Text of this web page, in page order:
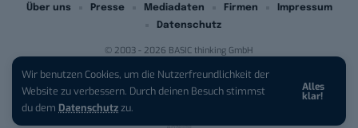
Wir benutzen Cookies, um die Nutzerfreundlichkeit der
Website zu verbessern. Durch deinen Besuch stimmst
du dem Datenschutzzu.
Alles
klar!
© 2003 - 2026 BASIC thinking GmbH
Über uns Presse Mediadaten Firmen
Impressum
Datenschutz
iPhone 17 Pro sichern:Für 1 € +
200 € Hardware-Bonus!